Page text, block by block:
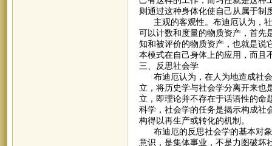
则通过这种身体化使自己从属于制
主观的客观性。布迪厄认为，社
可以计数和度量的物质资产，首先
知和被评价的物质资产，也就是说
本模式在自己身体上的应用，而且
三、反思社会学
布迪厄认为，在人为地造成社会
立，将历史学与社会学分离开来也
立，即理论并不存在于话语性的命
科学，社会学的任务是揭示构成社
构得以再生产或转化的机制。
布迪厄的反思社会学的基本对象
意识，是集体事业，不是力图破坏